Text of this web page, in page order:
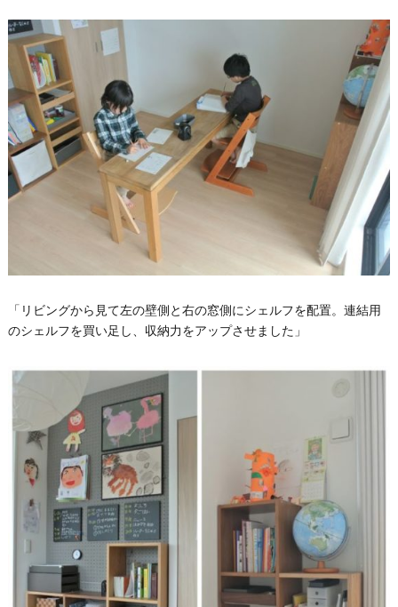
「リビングから見て左の壁側と右の窓側にシェルフを配置。連結用
のシェルフを買い足し、収納力をアップさせました」